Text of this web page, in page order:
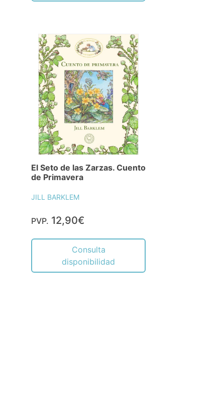
El Seto de las Zarzas. Cuento
de Primavera
JILL BARKLEM
PVP. 12,90€
Consulta
disponibilidad